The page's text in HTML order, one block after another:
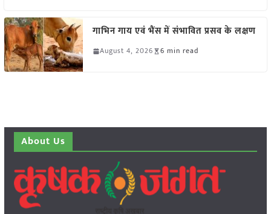
गाभिन गाय एवं भैंस में संभावित प्रसव के लक्षण
August 4, 2026 6 min read
About Us